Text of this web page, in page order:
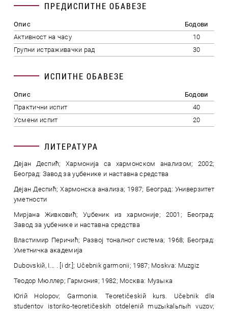
ПРЕДИСПИТНЕ ОБАВЕЗЕ
Опис
Бодови
Активност на часу
10
Групни истраживачки рад
30
ИСПИТНЕ ОБАВЕЗЕ
Опис
Бодови
Практични испит
40
Усмени испит
20
ЛИТЕРАТУРА
Дејан Деспић; Хармонија са хармонском анализом; 2002;
Београд: Завод за уџбенике и наставна средства
Дејан Деспић; Хармонска анализа; 1987; Београд: Универзитет
уметности
Мирјана Живковић; Уџбеник из хармоније; 2001; Београд:
Завод за уџбенике и наставна средства
Властимир Перичић; Развој тоналног система; 1968; Београд:
Уметничка академија
Dubovskiй, I... . [i dr.]; Učebnik garmonii; 1987; Moskva: Muzgiz
Теодор Мюллер; Гармония; 1982; Москва: Музыка
Юriй Holopov; Garmoniя. Teoretičeskiй kurs. Učebnik dlя
studentov istoriko-teoretičeskih otdeleniй muzыkalьnыh vuzov;